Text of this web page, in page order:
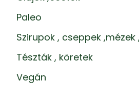
Paleo
Szirupok , cseppek ,mézek
Tészták , köretek
Vegán